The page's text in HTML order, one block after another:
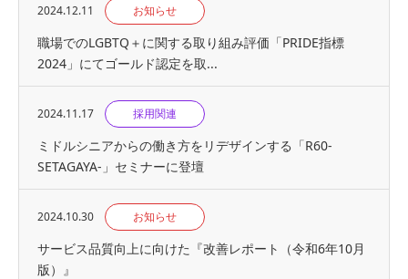
2024.12.11 お知らせ
職場でのLGBTQ＋に関する取り組み評価「PRIDE指標
2024」にてゴールド認定を取...
2024.11.17 採用関連
ミドルシニアからの働き方をリデザインする「R60-
SETAGAYA-」セミナーに登壇
2024.10.30 お知らせ
サービス品質向上に向けた『改善レポート（令和6年10月
版）』